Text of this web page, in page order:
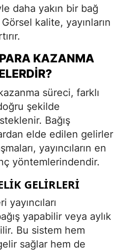
daha yakın bir bağ
kalite, yayınların
KAZANMA
süreci, farklı
şekilde
Bağış
elde edilen gelirler
yayıncıların en
yöntemlerindendir.
GELIRLERI
yapabilir veya aylık
Bu sistem hem
sağlar hem de